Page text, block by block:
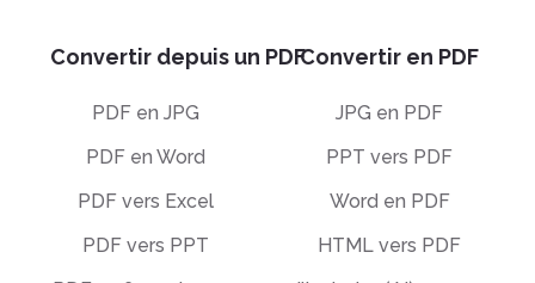
Convertir depuis un PDF
PDF en JPG
PDF en Word
PDF vers Excel
PDF vers PPT
Convertir en PDF
JPG en PDF
PPT vers PDF
Word en PDF
HTML vers PDF